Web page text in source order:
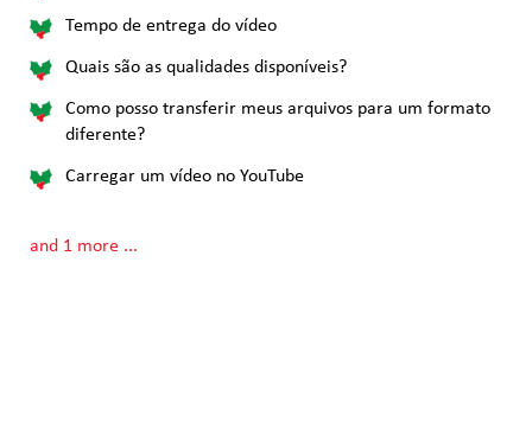
Tempo de entrega do vídeo
Quais são as qualidades disponíveis?
Como posso transferir meus arquivos para um formato
diferente?
Carregar um vídeo no YouTube
and 1 more ...